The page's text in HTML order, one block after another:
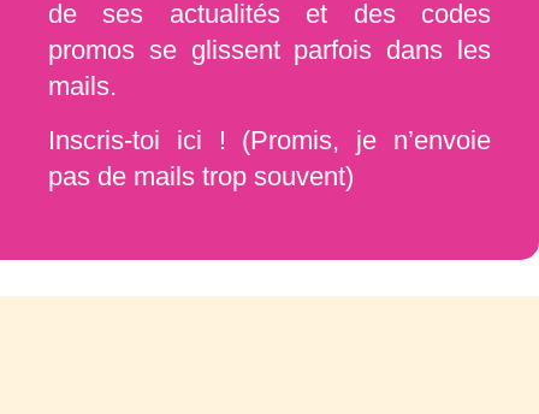
de ses actualités et des codes
promos se glissent parfois dans les
mails.
Inscris-toi ici ! (Promis, je n’envoie
pas de mails trop souvent)